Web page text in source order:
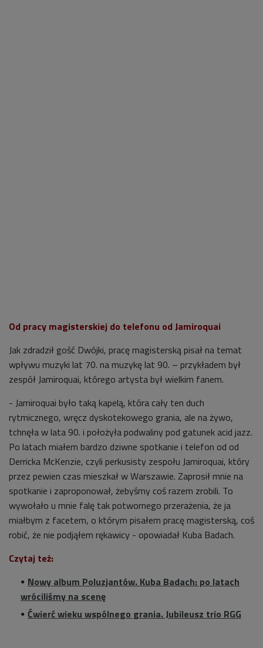
Od pracy magisterskiej do telefonu od Jamiroquai
Jak zdradził gość Dwójki, pracę magisterską pisał na temat
wpływu muzyki lat 70. na muzykę lat 90. – przykładem był
zespół Jamiroquai, którego artysta był wielkim fanem.
- Jamiroquai było taką kapelą, która cały ten duch
rytmicznego, wręcz dyskotekowego grania, ale na żywo,
tchnęła w lata 90. i położyła podwaliny pod gatunek acid jazz.
Po latach miałem bardzo dziwne spotkanie i telefon od od
Derricka McKenzie, czyli perkusisty zespołu Jamiroquai, który
przez pewien czas mieszkał w Warszawie. Zaprosił mnie na
spotkanie i zaproponował, żebyśmy coś razem zrobili. To
wywołało u mnie falę tak potwornego przerażenia, że ja
miałbym z facetem, o którym pisałem pracę magisterską, coś
robić, że nie podjąłem rękawicy - opowiadał Kuba Badach.
Czytaj też:
Nowy album Poluzjantów. Kuba Badach: po latach
wróciliśmy na scenę
Ćwierć wieku wspólnego grania. Jubileusz trio RGG